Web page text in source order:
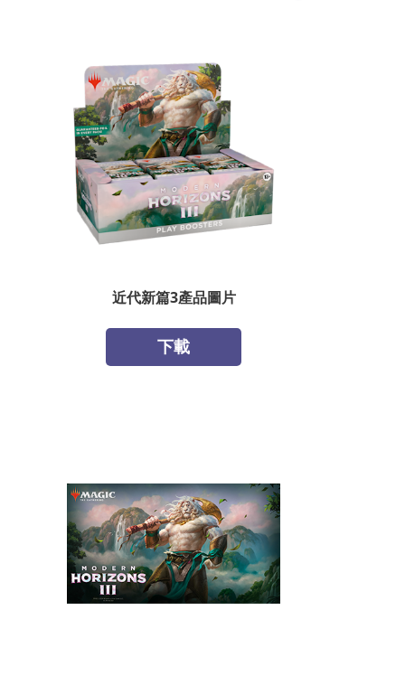
近代新篇3產品圖片
下載